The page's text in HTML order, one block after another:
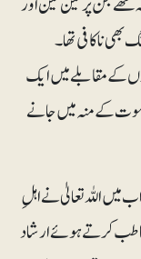
ناکافی تھا۔
کے مقابلے میں ایک
موت کے منہ میں جانے
میں اللہ تعالیٰ نے اہلِ
مخاطب کرتے ہوئے ارشاد